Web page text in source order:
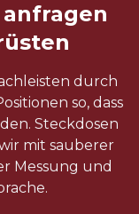
durch
so, dass
Steckdosen
mit sauberer
Messung und